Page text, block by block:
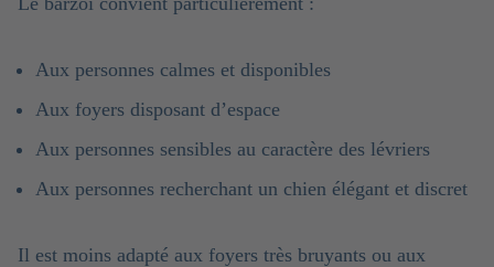
Aux personnes calmes et disponibles
Aux foyers disposant d’espace
Aux personnes sensibles au caractère des lévriers
Aux personnes recherchant un chien élégant et discret
Il est moins adapté aux foyers très bruyants ou aux